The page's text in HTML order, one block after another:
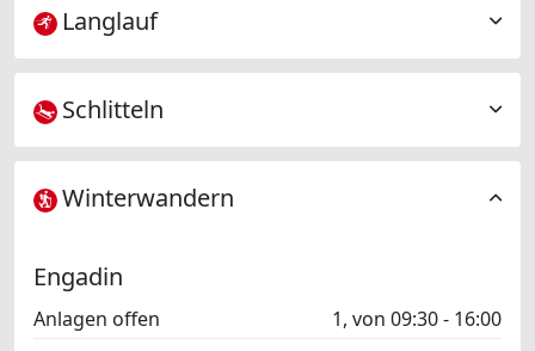
Jugendtarif
auf Kinder- oder Jugendtarif
- Jedes weitere Kind bis 17 Jahre: fährt kostenlos
Langlauf
Schlitteln
Winterwandern
Engadin
Anlagen offen
1, von 09:30 - 16:00